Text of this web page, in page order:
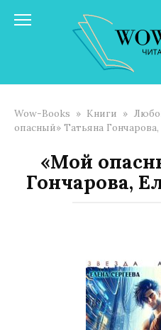
Wow-Books » Книги »
опасный» Татьяна
«Мой
Гончарова,